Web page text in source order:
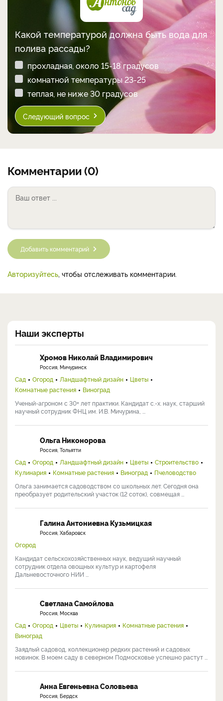
Какой температурой должна быть вода для
полива рассады?
прохладная, около 15-18 градусов
комнатной температуры 23-25
теплая, не ниже 30 градусов
Следующий вопрос
Комментарии (0)
Добавить комментарий
Авторизуйтесь , чтобы отслеживать комментарии.
Наши эксперты
Хромов Николай Владимирович
Россия, Мичуринск
Сад Огород Ландшафтный дизайн
Цветы
Комнатные растения
Виноград
Ученый-агроном с 30+ лет практики. Кандидат с.-х. наук, старший
научный сотрудник ФНЦ им. И.В. Мичурина, ...
Ольга Никонорова
Россия, Тольятти
Сад Огород Ландшафтный дизайн Цветы
Строительство
Кулинария
Комнатные растения Виноград
Пчеловодство
Ольга занимается садоводством со школьных лет. Сегодня она
преобразует родительский участок (12 соток), совмещая ...
Галина Антониевна Кузьмицкая
Россия, Хабаровск
Огород
Кандидат сельскохозяйственных наук, ведущий научный
сотрудник отдела овощных культур и картофеля
Дальневосточного НИИ ...
Светлана Самойлова
Россия, Москва
Сад Огород Цветы Кулинария
Комнатные растения
Виноград
Заядлый садовод, коллекционер редких растений и садовых
новинок. В моем саду в северном Подмосковье успешно растут ...
Анна Евгеньевна Соловьева
Россия, Бердск